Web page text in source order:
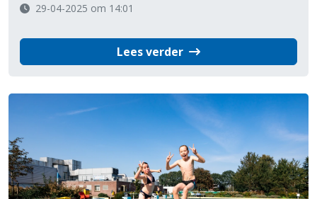
29-04-2025 om 14:01
Lees verder